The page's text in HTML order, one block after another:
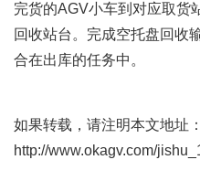
完货的AGV小车到对应取货
回收站台。完成空托盘回收
合在出库的任务中。
如果转载，请注明本文地址：
http://www.okagv.com/